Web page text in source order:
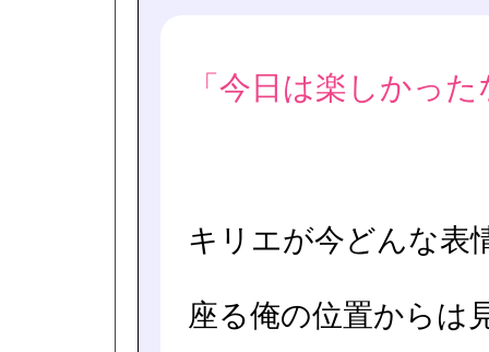
「今日は楽しかっ
キリエが今どんな表
座る俺の位置からは